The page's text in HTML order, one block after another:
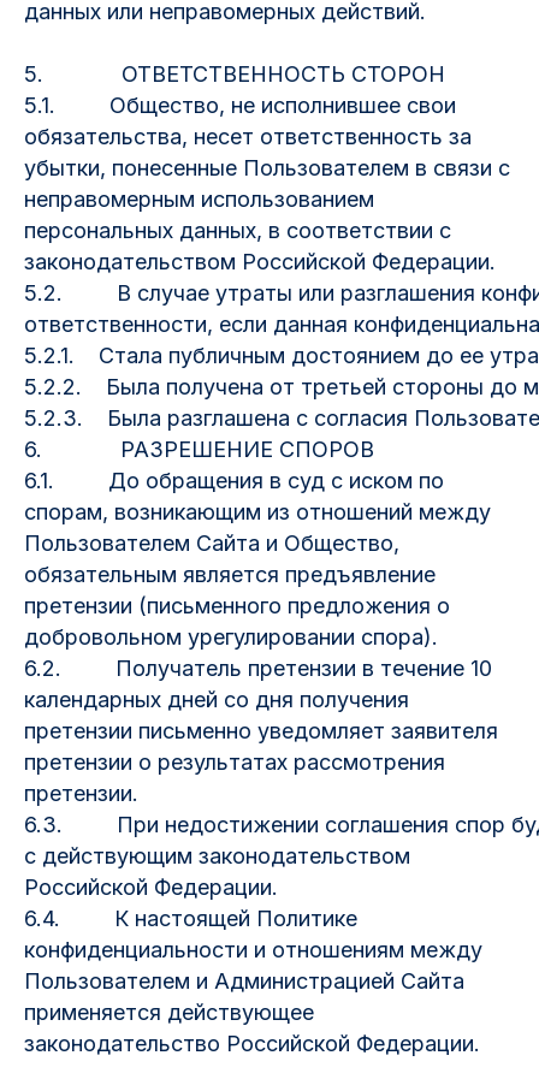
данных или неправомерных действий.
5. ОТВЕТСТВЕННОСТЬ СТОРОН
5.1. Общество, не исполнившее свои
обязательства, несет ответственность за
убытки, понесенные Пользователем в связи с
неправомерным использованием
персональных данных, в соответствии с
законодательством Российской Федерации.
5.2. В случае утраты или разглашения
ответственности, если данная
5.2.1. Стала публичным достоянием до ее
5.2.2. Была получена от третьей стороны до
5.2.3. Была разглашена с согласия
6. РАЗРЕШЕНИЕ СПОРОВ
6.1. До обращения в суд с иском по
спорам, возникающим из отношений между
Пользователем Сайта и Общество,
обязательным является предъявление
претензии (письменного предложения о
добровольном урегулировании спора).
6.2. Получатель претензии в течение 10
календарных дней со дня получения
претензии письменно уведомляет заявителя
претензии о результатах рассмотрения
претензии.
6.3. При недостижении соглашения спор
с действующим законодательством
Российской Федерации.
6.4. К настоящей Политике
конфиденциальности и отношениям между
Пользователем и Администрацией Сайта
применяется действующее
законодательство Российской Федерации.